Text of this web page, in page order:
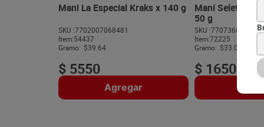
Mani La Especial Kraks x 140 g
SKU :7702007068481
Item:54437
Gramo: $39.64
$ 5550
Agregar
Maní Seletti
50 g
SKU :
Item:72225
Gramo: $33.00
$ 1650